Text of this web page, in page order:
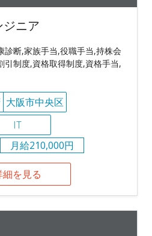
ニア
診断,家族手当,役職手当,持株会
引制度,資格取得制度,資格手当,
大阪市中央区
IT
月給210,000円
細を見る